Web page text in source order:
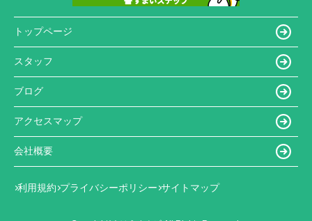
トップページ
スタッフ
ブログ
アクセスマップ
会社概要
利用規約 プライバシーポリシー サイトマップ